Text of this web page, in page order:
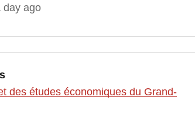
day ago
des études économiques du Grand-